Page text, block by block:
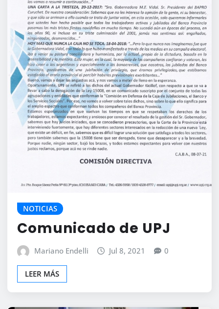
NOTICIAS
Comunicado de UPJ
Mariano Endelli Jul 8, 2021 0
LEER MÁS